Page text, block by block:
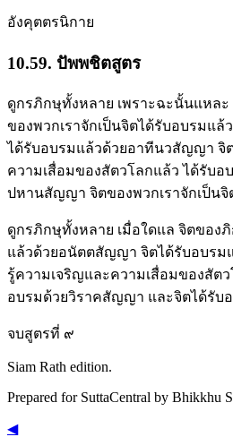
อังคุตตรนิกาย
10.59. ปัพพชิตสูตร
ดูกรภิกษุทั้งหลาย เพราะฉะนั้นแหล
ของพวกเราจักเป็นจิตได้รับอบรมแ
ได้รับอบรมแล้วด้วยอาทีนวสัญญา จิ
ความเสื่อมของสัตวโลกแล้ว ได้รับ
ปหานสัญญา จิตของพวกเราจักเป็น
ดูกรภิกษุทั้งหลาย เมื่อใดแล จิตของ
แล้วด้วยอนัตตสัญญา จิตได้รับอบร
รู้ความเจริญและความเสื่อมของสั
อบรมด้วยวิราคสัญญา และจิตได้รับ
จบสูตรที่ ๙
Siam Rath edition.
Prepared for SuttaCentral by Bhikkhu
◀